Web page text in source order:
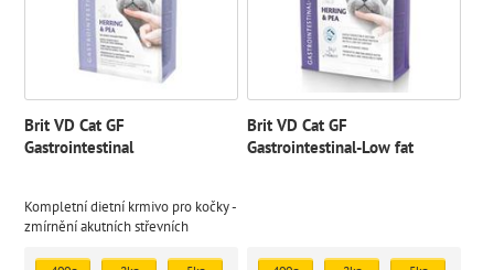
Brit VD Cat GF
Gastrointestinal
Kompletní dietní krmivo pro kočky -
zmírnění akutních střevních
Brit VD Cat GF
Gastrointestinal-Low fat